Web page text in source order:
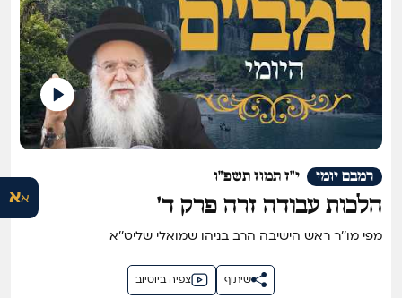
אא
י"ז תמוז תשפ"ו רמבם יומי
הלכות עבודה זרה פרק ד'
מפי מו''ר ראש הישיבה הרב בניהו שמואלי שליט''א
צפיה ביוטיוב שיתוף